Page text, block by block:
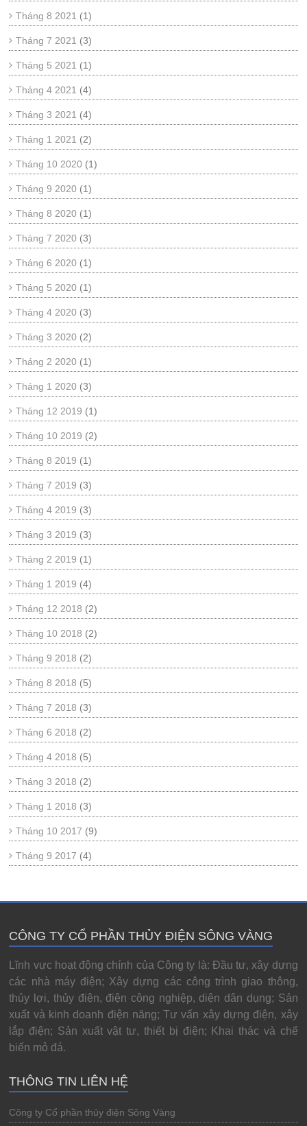
Tháng 8 2021 (1)
Tháng 7 2021 (3)
Tháng 5 2021 (1)
Tháng 4 2021 (4)
Tháng 3 2021 (4)
Tháng 1 2021 (2)
Tháng 10 2020 (1)
Tháng 9 2020 (1)
Tháng 8 2020 (1)
Tháng 7 2020 (3)
Tháng 6 2020 (1)
Tháng 5 2020 (1)
Tháng 4 2020 (3)
Tháng 3 2020 (2)
Tháng 2 2020 (1)
Tháng 1 2020 (3)
Tháng 12 2019 (1)
Tháng 10 2019 (2)
Tháng 8 2019 (1)
Tháng 7 2019 (3)
Tháng 4 2019 (3)
Tháng 3 2019 (3)
Tháng 2 2019 (1)
Tháng 1 2019 (4)
Tháng 12 2018 (2)
Tháng 10 2018 (2)
Tháng 9 2018 (2)
Tháng 8 2018 (5)
Tháng 7 2018 (3)
Tháng 6 2018 (2)
Tháng 4 2018 (5)
Tháng 3 2018 (2)
Tháng 1 2018 (3)
Tháng 10 2017 (9)
Tháng 9 2017 (4)
CÔNG TY CỔ PHẦN THỦY ĐIỆN SÔNG VÀNG
Lĩnh vực hoạt động chính của Công ty là: Đầu tư, xây dựng
các nhà máy điện; Xây dựng các công trình giao thông,
thủy lợi, thủy điện, điện công nghiệp, diện dân dụng; Sản
xuất và kinh doanh điện năng; Tư vấn xây dựng điện, xây
lắp điện; Sản xuất vật tư, thiết bị điện; Khai thác và chế
biến mỏ đá.
THÔNG TIN LIÊN HỆ
Công ty Cổ phần thủy điện Sông Vàng